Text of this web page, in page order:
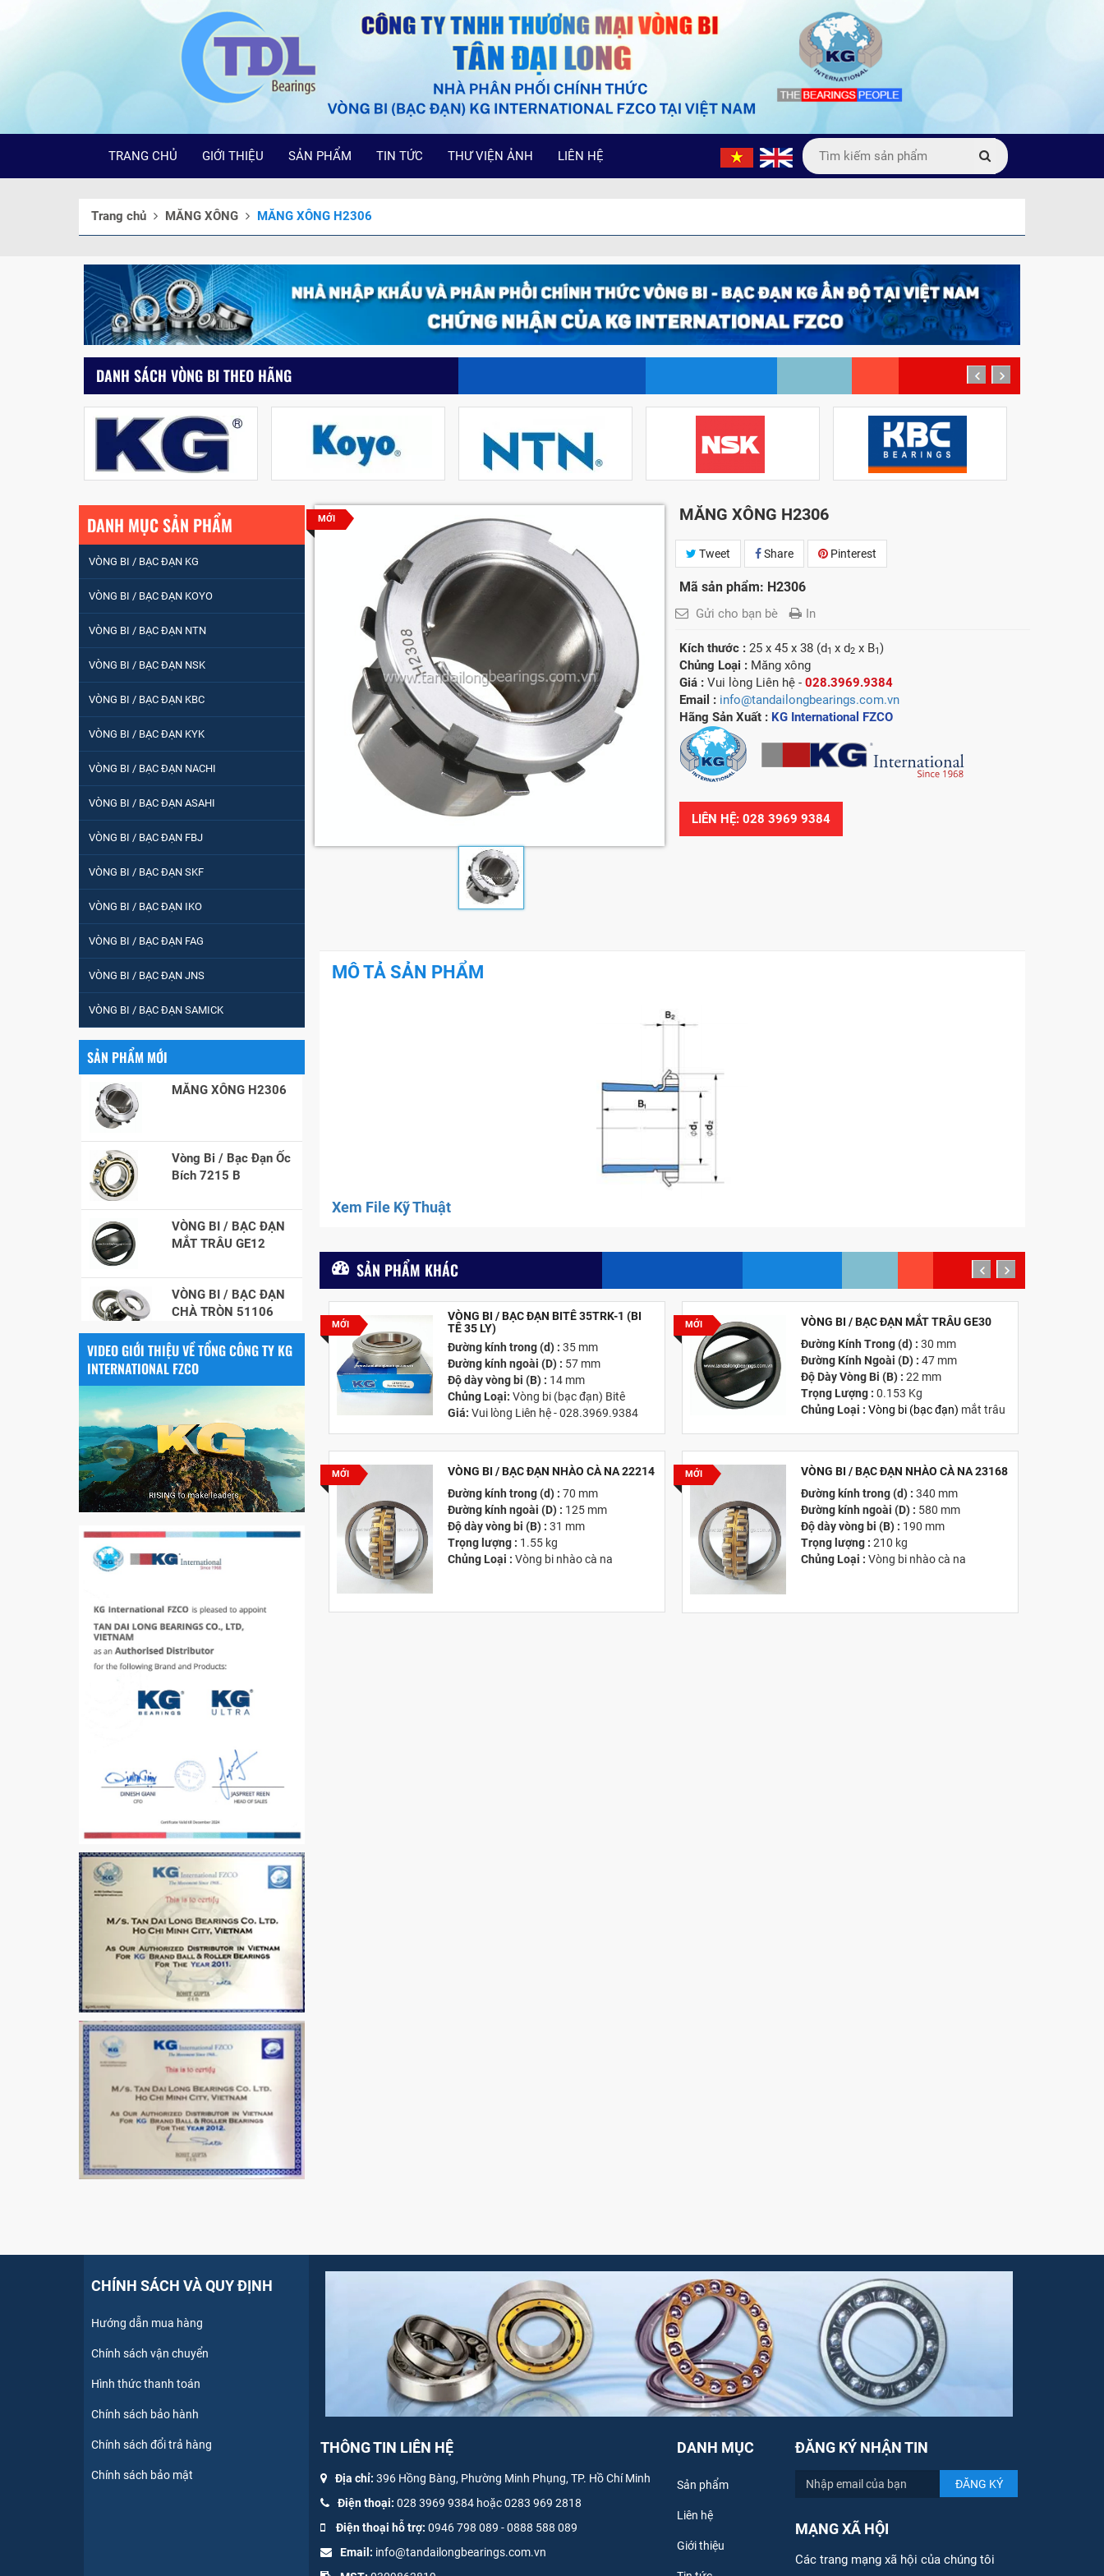
TRANG CHỦ GIỚI THIỆU SẢN PHẨM TIN TỨC THƯ VIỆN ẢNH LIÊN HỆ
Trang chủ MĂNG XÔNG MĂNG XÔNG H2306
DANH SÁCH VÒNG BI THEO HÃNG prev next
MỚI MĂNG XÔNG H2306
Tweet Share Pinterest
Mã sản phẩm: H2306
Gửi cho bạn bè In
Kích thước :25 x 45 x 38 (d1x d2 x B1)
Chủng Loại : Măng xông
Giá : Vui lòng Liên hệ -028.3969.9384
Email : info@tandailongbearings.com.vn
Hãng Sản Xuất : KG International FZCO
LIÊN HỆ: 028 3969 9384
MÔ TẢ SẢN PHẨM
Xem File Kỹ Thuật
SẢN PHẨM KHÁC
MỚI
VÒNG BI / BẠC ĐẠN BITÊ 35TRK-1 (BI
TÊ 35 LY)
Đường kính trong (d) : 35 mm
Đường kính ngoài (D) : 57 mm
Độ dày vòng bi (B) : 14 mm
Chủng Loại:Vòng bi (bạc đạn) Bitê
Giá: Vui lòng Liên hệ - 028.3969.9384
MỚI
VÒNG BI / BẠC ĐẠN NHÀO CÀ NA 22214
Đường kính trong (d) : 70 mm
Đường kính ngoài (D) : 125 mm
Độ dày vòng bi (B) : 31 mm
Trọng lượng : 1.55 kg
Chủng Loại :Vòng bi nhào cà na
MỚI
VÒNG BI / BẠC ĐẠN MẮT TRÂU GE30
Đường Kính Trong (d) : 30 mm
Đường Kính Ngoài (D) : 47 mm
Độ Dày Vòng Bi (B) : 22 mm
Trọng Lượng :0.153 Kg
Chủng Loại :Vòng bi (bạc đạn) mắt trâu
MỚI
VÒNG BI / BẠC ĐẠN NHÀO CÀ NA 23168
Đường kính trong (d) : 340 mm
Đường kính ngoài (D) : 580 mm
Độ dày vòng bi (B) : 190 mm
Trọng lượng : 210 kg
Chủng Loại :Vòng bi nhào cà na
prev next
DANH MỤC SẢN PHẨM
VÒNG BI / BẠC ĐẠN KG
VÒNG BI / BẠC ĐẠN KOYO
VÒNG BI / BẠC ĐẠN NTN
VÒNG BI / BẠC ĐẠN NSK
VÒNG BI / BẠC ĐẠN KBC
VÒNG BI / BẠC ĐẠN KYK
VÒNG BI / BẠC ĐẠN NACHI
VÒNG BI / BẠC ĐẠN ASAHI
VÒNG BI / BẠC ĐẠN FBJ
VÒNG BI / BẠC ĐẠN SKF
VÒNG BI / BẠC ĐẠN IKO
VÒNG BI / BẠC ĐẠN FAG
VÒNG BI / BẠC ĐẠN JNS
VÒNG BI / BẠC ĐẠN SAMICK
SẢN PHẨM MỚI
VÒNG BI / BẠC ĐẠN
Vòng bi / Bạc đạn
tròn : 698
CHÀ TRÒN 51105
CỐT BƠM NƯỚC
Bích 7215 B
MẮT TRÂU GE12
CHÀ TRÒN 51106
VÒNG BI / BẠC ĐẠN
NHÀO CÀ NA 24134
Vòng bi / Bạc đạn
tròn : 698
VÒNG BI PHS20
VÒNG BI / BẠC ĐẠN
CHÀ TRÒN 51105
CỐT BƠM NƯỚC
12x12x26
MĂNG XÔNG H2306
Vòng Bi / Bạc Đạn Ốc
Bích 7215 B
VÒNG BI / BẠC ĐẠN
MẮT TRÂU GE12
VÒNG BI / BẠC ĐẠN
CHÀ TRÒN 51106
VIDEO GIỚI THIỆU VỀ TỔNG CÔNG TY KG
INTERNATIONAL FZCO
CHÍNH SÁCH VÀ QUY ĐỊNH
Hướng dẫn mua hàng
Chính sách vận chuyển
Hình thức thanh toán
Chính sách bảo hành
Chính sách đổi trả hàng
Chính sách bảo mật
THÔNG TIN LIÊN HỆ
Địa chỉ: 396 Hồng Bàng, Phường Minh Phụng, TP. Hồ Chí Minh
Điện thoại: 028 3969 9384 hoặc 0283 969 2818
Điện thoại hỗ trợ: 0946 798 089 -0888 588 089
Email: info@tandailongbearings.com.vn
DANH MỤC
Sản phẩm
Liên hệ
Giới thiệu
ĐĂNG KÝ NHẬN TIN
MẠNG XÃ HỘI
Các trang mạng xã hội của chúng tôi